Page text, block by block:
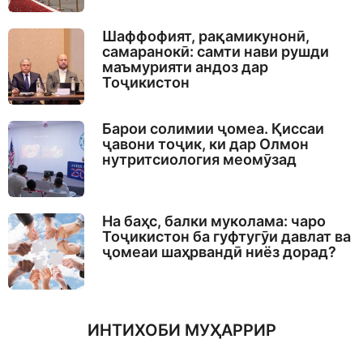
Шаффофият, рақамикунонӣ,
самаранокӣ: самти нави рушди
маъмурияти андоз дар
Тоҷикистон
Барои солимии ҷомеа. Қиссаи
ҷавони тоҷик, ки дар Олмон
нутритсиология меомӯзад
На баҳс, балки муколама: чаро
Тоҷикистон ба гуфтугӯи давлат ва
ҷомеаи шаҳрвандӣ ниёз дорад?
ИНТИХОБИ МУҲАРРИР